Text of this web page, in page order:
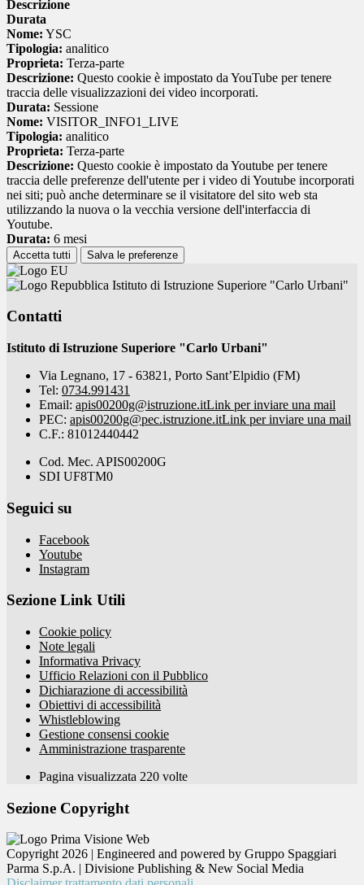
Descrizione
Durata
Nome: YSC
Tipologia: analitico
Proprieta: Terza-parte
Descrizione: Questo cookie è impostato da YouTube per tenere
traccia delle visualizzazioni dei video incorporati.
Durata: Sessione
Nome: VISITOR_INFO1_LIVE
Tipologia: analitico
Proprieta: Terza-parte
Descrizione: Questo cookie è impostato da Youtube per tenere
traccia delle preferenze dell'utente per i video di Youtube incorporati
nei siti; può anche determinare se il visitatore del sito web sta
utilizzando la nuova o la vecchia versione dell'interfaccia di
Youtube.
Durata: 6 mesi
Accetta tutti Salva le preferenze
Istituto di Istruzione Superiore "Carlo Urbani"
Contatti
Istituto di Istruzione Superiore "Carlo Urbani"
Via Legnano, 17 - 63821, Porto Sant’Elpidio (FM)
Tel: 0734.991431
Email: apis00200g@istruzione.itLink per inviare una mail
PEC: apis00200g@pec.istruzione.itLink per inviare una mail
C.F.: 81012440442
Cod. Mec. APIS00200G
SDI UF8TM0
Seguici su
Facebook
Youtube
Instagram
Sezione Link Utili
Cookie policy
Note legali
Informativa Privacy
Ufficio Relazioni con il Pubblico
Dichiarazione di accessibilità
Obiettivi di accessibilità
Whistleblowing
Gestione consensi cookie
Amministrazione trasparente
Pagina visualizzata 220 volte
Sezione Copyright
Copyright 2026 | Engineered and powered by Gruppo Spaggiari
Parma S.p.A. | Divisione Publishing & New Social Media